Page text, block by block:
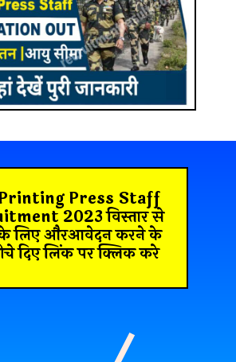
Press Staff
2023 विस्तार से
लिए औरआवेदन करने के
दिए लिंक पर क्लिक करे